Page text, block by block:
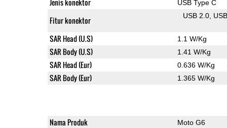
Jenis konektor USB Type C
Fitur konektor USB 2.0
SAR Head (U.S) 1.1 W/Kg
SAR Body (U.S) 1.41 W/Kg
SAR Head (Eur) 0.636 W/Kg
SAR Body (Eur) 1.365 W/Kg
Nama Produk Moto G6